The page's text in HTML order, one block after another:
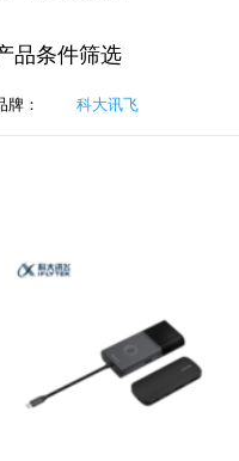
品条件筛选
牌： 科大讯飞